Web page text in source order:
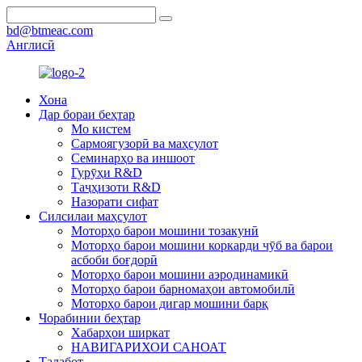
bd@btmeac.com
Англисӣ
Хона
Дар бораи беҳтар
Мо кистем
Сармоягузорӣ ва маҳсулот
Семинарҳо ва иншоот
Гурӯҳи R&D
Таҷҳизоти R&D
Назорати сифат
Силсилаи маҳсулот
Моторҳо барои мошини тозакунӣ
Моторҳо барои мошини коркарди чӯб ва барои
асбоби боғдорӣ
Моторҳо барои мошини аэродинамикӣ
Моторҳо барои барномаҳои автомобилӣ
Моторҳо барои дигар мошини барқ
Чорабинии беҳтар
Хабарҳои ширкат
НАВИГАРИХОИ САНОАТ